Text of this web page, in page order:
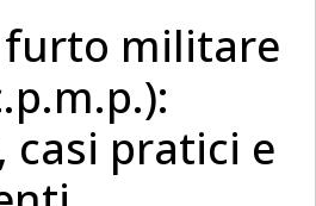
militare
casi pratici e